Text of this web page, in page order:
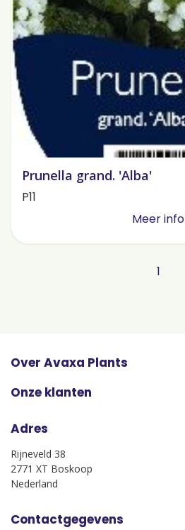
Prunella grand. 'Alba'
P11
Meer info
1
Over Avaxa Plants
Onze klanten
Adres
Rijneveld 38
2771 XT Boskoop
Nederland
Contactgegevens